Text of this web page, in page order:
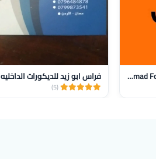
مؤسسة أحمد الكيلاني - AlKilani Ahmad Foundation فراس ابو زيد للديكورات الداخليه
(5)